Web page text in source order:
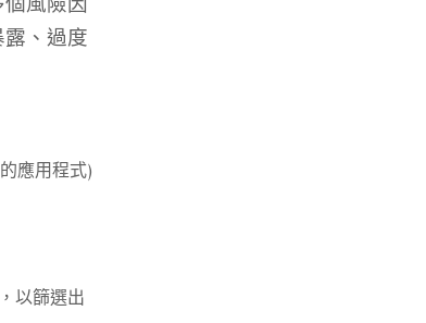
風險因
、過度
應用程式)
以篩選出